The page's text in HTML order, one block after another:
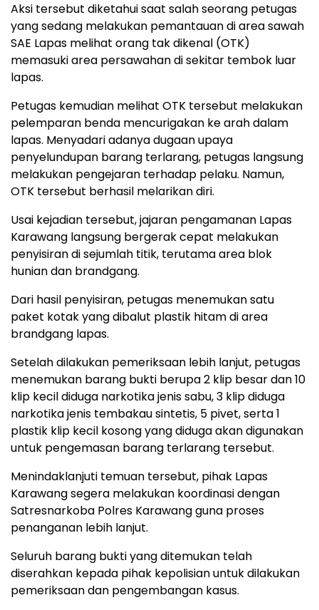
Aksi tersebut diketahui saat salah seorang petugas
yang sedang melakukan pemantauan di area sawah
SAE Lapas melihat orang tak dikenal (OTK)
memasuki area persawahan di sekitar tembok luar
lapas.
Petugas kemudian melihat OTK tersebut melakukan
pelemparan benda mencurigakan ke arah dalam
lapas. Menyadari adanya dugaan upaya
penyelundupan barang terlarang, petugas langsung
melakukan pengejaran terhadap pelaku. Namun,
OTK tersebut berhasil melarikan diri.
Usai kejadian tersebut, jajaran pengamanan Lapas
Karawang langsung bergerak cepat melakukan
penyisiran di sejumlah titik, terutama area blok
hunian dan brandgang.
Dari hasil penyisiran, petugas menemukan satu
paket kotak yang dibalut plastik hitam di area
brandgang lapas.
Setelah dilakukan pemeriksaan lebih lanjut, petugas
menemukan barang bukti berupa 2 klip besar dan 10
klip kecil diduga narkotika jenis sabu, 3 klip diduga
narkotika jenis tembakau sintetis, 5 pivet, serta 1
plastik klip kecil kosong yang diduga akan digunakan
untuk pengemasan barang terlarang tersebut.
Menindaklanjuti temuan tersebut, pihak Lapas
Karawang segera melakukan koordinasi dengan
Satresnarkoba Polres Karawang guna proses
penanganan lebih lanjut.
Seluruh barang bukti yang ditemukan telah
diserahkan kepada pihak kepolisian untuk dilakukan
pemeriksaan dan pengembangan kasus.